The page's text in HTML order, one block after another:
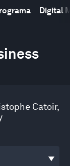
Digital
Catoir,